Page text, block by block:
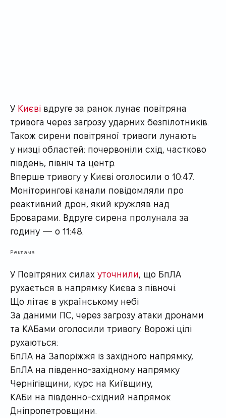
У Києві вдруге за ранок лунає повітряна
тривога через загрозу ударних безпілотників.
Також сирени повітряної тривоги лунають
у низці областей: почервоніли схід, частково
південь, північ та центр.
Вперше тривогу у Києві оголосили о 10:47.
Моніторингові канали повідомляли про
реактивний дрон, який кружляв над
Броварами. Вдруге сирена пролунала за
годину — о 11:48.
Реклама
У Повітряних силах уточнили , що БпЛА
рухається в напрямку Києва з півночі.
Що літає в українському небі
За даними ПС, через загрозу атаки дронами
та КАБами оголосили тривогу. Ворожі цілі
рухаються:
БпЛА на Запоріжжя із західного напрямку,
БпЛА на південно-західному напрямку
Чернігівщини, курс на Київщину,
КАБи на південно-східний напрямок
Дніпропетровщини.